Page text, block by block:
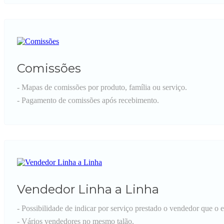
Comissões
- Mapas de comissões por produto, família ou serviço.
- Pagamento de comissões após recebimento.
Vendedor Linha a Linha
- Possibilidade de indicar por serviço prestado o vendedor que o
- Vários vendedores no mesmo talão.